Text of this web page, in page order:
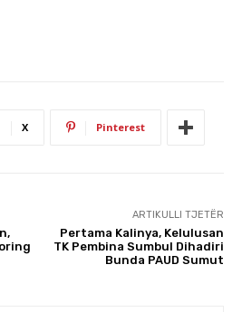
X Pinterest
ARTIKULLI TJETËR
Pertama Kalinya, Kelulusan
TK Pembina Sumbul Dihadiri
Bunda PAUD Sumut